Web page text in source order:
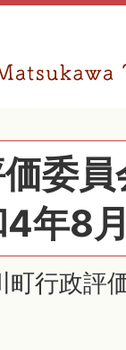
委
4年8
行政評